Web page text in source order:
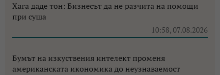
Хага даде тон: Бизнесът да не разчита на помощи
при суша
10:58, 07.08.2026
Бумът на изкуствения интелект променя
американската икономика до неузнаваемост